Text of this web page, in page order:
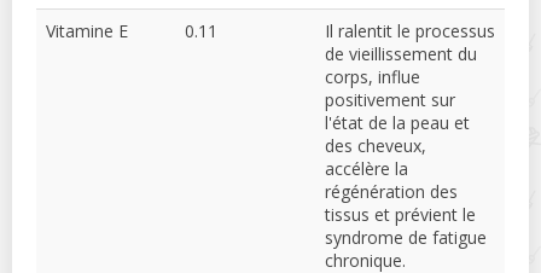
Vitamine E
0.11
Il ralentit le processus
de vieillissement du
corps, influe
positivement sur
l'état de la peau et
des cheveux,
accélère la
régénération des
tissus et prévient le
syndrome de fatigue
chronique.